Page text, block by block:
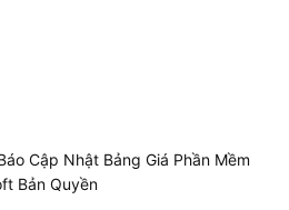
Cập Nhật Bảng Giá Phần Mềm
Bản Quyền